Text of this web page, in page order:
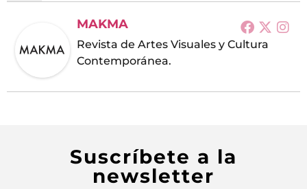
MAKMA
Revista de Artes Visuales y Cultura
Contemporánea.
Suscríbete a la
newsletter